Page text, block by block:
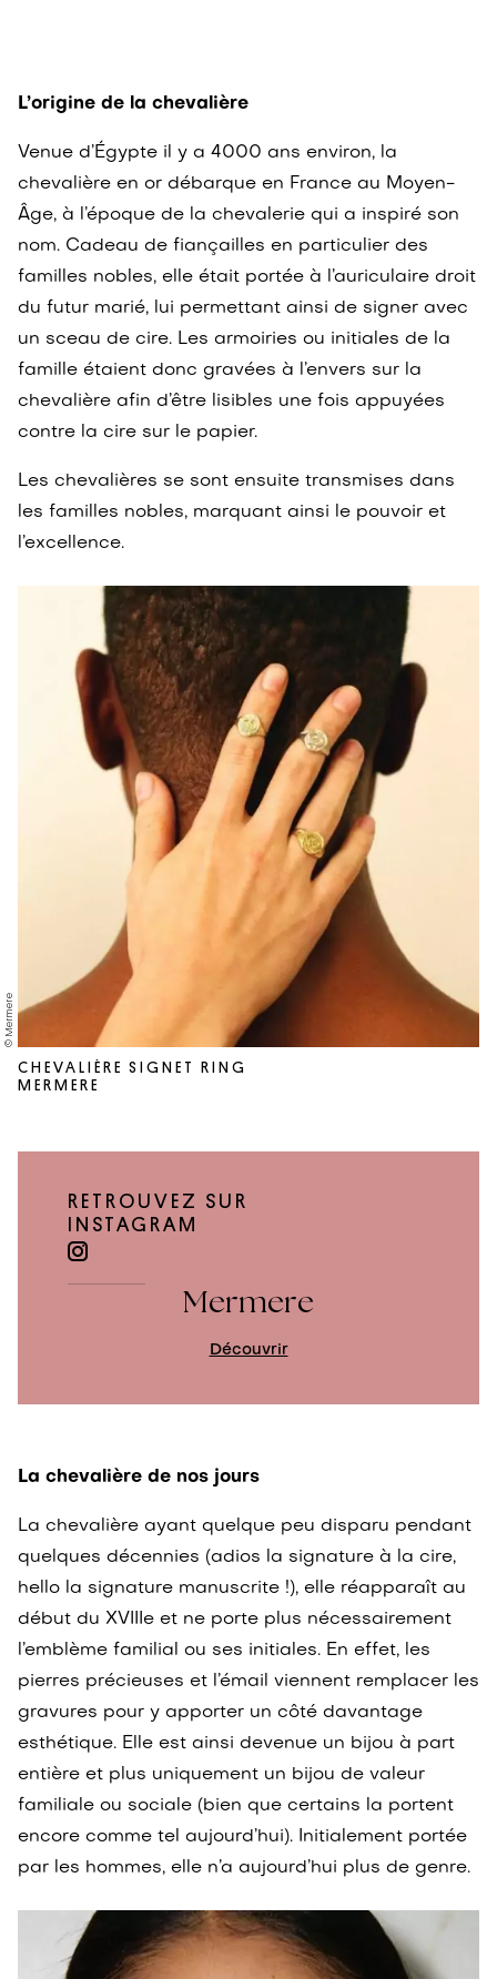
L’origine de la chevalière
Venue d’Égypte il y a 4000 ans environ, la
chevalière en or débarque en France au Moyen-
Âge, à l’époque de la chevalerie qui a inspiré son
nom. Cadeau de fiançailles en particulier des
familles nobles, elle était portée à l’auriculaire droit
du futur marié, lui permettant ainsi de signer avec
un sceau de cire. Les armoiries ou initiales de la
famille étaient donc gravées à l’envers sur la
chevalière afin d’être lisibles une fois appuyées
contre la cire sur le papier.
Les chevalières se sont ensuite transmises dans
les familles nobles, marquant ainsi le pouvoir et
l’excellence.
© Mermere
CHEVALIÈRE SIGNET RING
MERMERE
RETROUVEZ SUR
INSTAGRAM
Mermere
Découvrir
La chevalière de nos jours
La chevalière ayant quelque peu disparu pendant
quelques décennies (adios la signature à la cire,
hello la signature manuscrite !), elle réapparaît au
début du XVIIIe et ne porte plus nécessairement
l’emblème familial ou ses initiales. En effet, les
pierres précieuses et l’émail viennent remplacer les
gravures pour y apporter un côté davantage
esthétique. Elle est ainsi devenue un bijou à part
entière et plus uniquement un bijou de valeur
familiale ou sociale (bien que certains la portent
encore comme tel aujourd’hui). Initialement portée
par les hommes, elle n’a aujourd’hui plus de genre.